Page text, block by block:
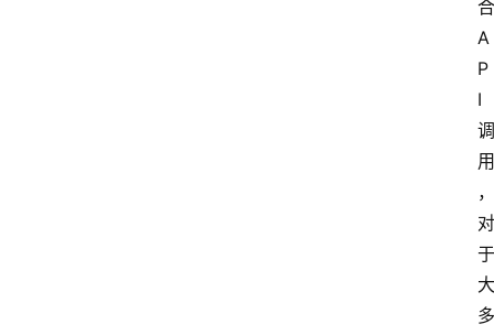
合
A
P
I
调
用
，
对
于
大
多